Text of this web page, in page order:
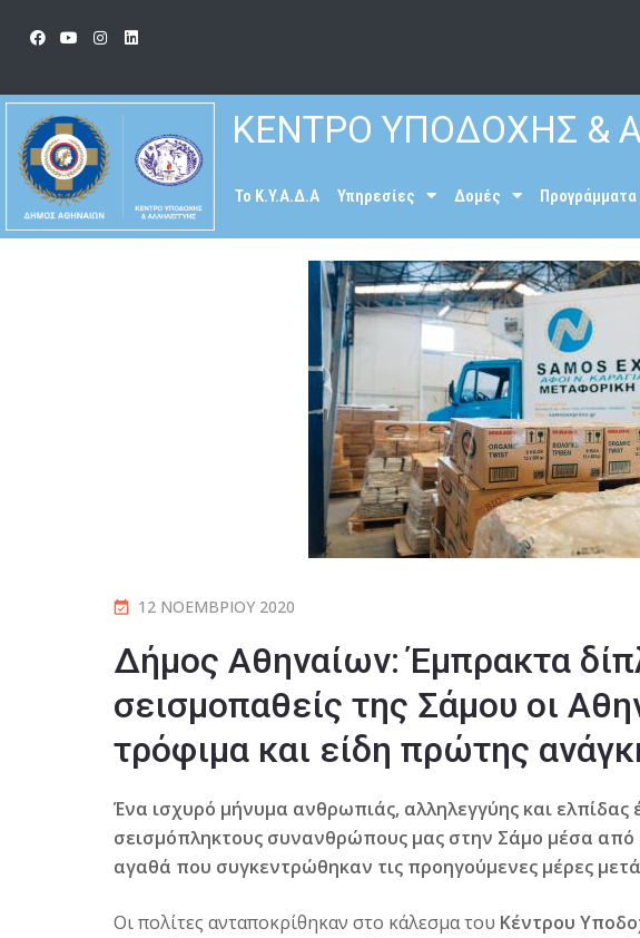
ΚΕΝΤΡΟ ΥΠΟΔΟΧΗΣ &
To K.Y.A.Δ.Α Υπηρεσίες Δομές Προγράμματα
12 ΝΟΕΜΒΡΊΟΥ 2020
Δήμος Αθηναίων: Έμπρακτα
σεισμοπαθείς της Σάμου οι
τρόφιμα και είδη πρώτης
Ένα ισχυρό μήνυμα ανθρωπιάς, αλληλεγγύης και ελπίδας
σεισμόπληκτους συνανθρώπους μας στην Σάμο μέσα από
αγαθά που συγκεντρώθηκαν τις προηγούμενες μέρες
Οι πολίτες ανταποκρίθηκαν στο κάλεσμα του Κέντρου